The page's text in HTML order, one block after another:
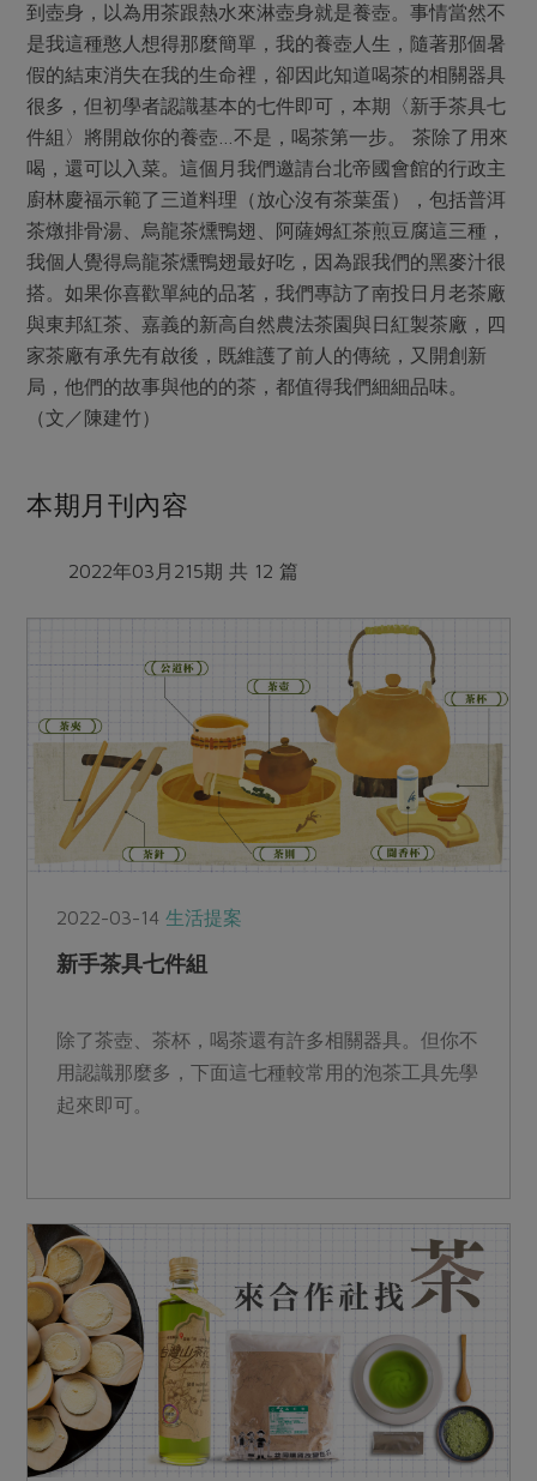
素食專區
樂齡友善
高麗菜海鮮煎餅
地區活動
社務會議 地區活動
活動報下載
到壺身，以為用茶跟熱水來淋壺身就是養壺。事情當然不
是我這種憨人想得那麼簡單，我的養壺人生，隨著那個暑
假的結束消失在我的生命裡，卻因此知道喝茶的相關器具
很多，但初學者認識基本的七件即可，本期〈新手茶具七
件組〉將開啟你的養壺…不是，喝茶第一步。 茶除了用來
喝，還可以入菜。這個月我們邀請台北帝國會館的行政主
廚林慶福示範了三道料理（放心沒有茶葉蛋），包括普洱
茶燉排骨湯、烏龍茶燻鴨翅、阿薩姆紅茶煎豆腐這三種，
我個人覺得烏龍茶燻鴨翅最好吃，因為跟我們的黑麥汁很
搭。如果你喜歡單純的品茗，我們專訪了南投日月老茶廠
與東邦紅茶、嘉義的新高自然農法茶園與日紅製茶廠，四
家茶廠有承先有啟後，既維護了前人的傳統，又開創新
局，他們的故事與他的的茶，都值得我們細細品味。
（文／陳建竹）
本期月刊內容
2022年03月215期 共 12 篇
2022-03-14生活提案
新手茶具七件組
除了茶壺、茶杯，喝茶還有許多相關器具。但你不
用認識那麼多，下面這七種較常用的泡茶工具先學
起來即可。